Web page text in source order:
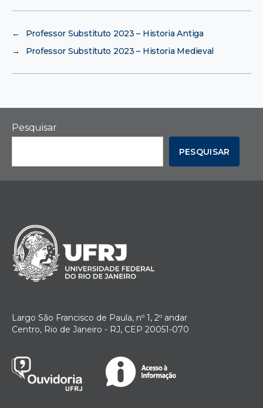
←
Professor Substituto 2023 – Historia Antiga
→
Professor Substituto 2023 – Historia Medieval
Pesquisar
PESQUISAR
Largo São Francisco de Paula, nº 1, 2º andar
Centro, Rio de Janeiro - RJ, CEP 20051-070